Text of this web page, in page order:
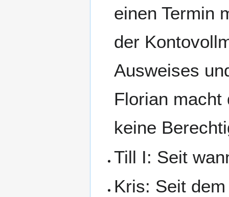
einen Termin
der
Ausweises
Florian macht
keine
Till I: Seit
Kris: Seit